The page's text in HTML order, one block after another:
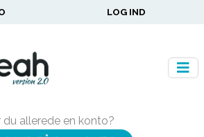
LOG IND
du allerede en konto?